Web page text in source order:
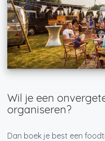
Wil je een
organiseren?
Dan boek je best een